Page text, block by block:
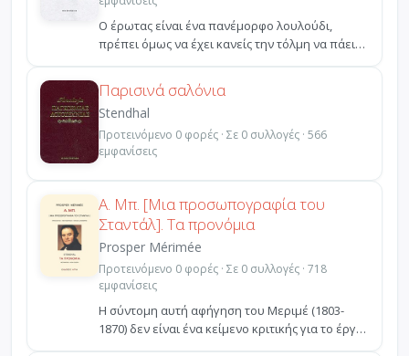
Ο έρωτας είναι ένα πανέμορφο λουλούδι,
πρέπει όμως να έχει κανείς την τόλμη να πάει
να το κόψει από ...
Παρισινά σαλόνια
Stendhal
Προτεινόμενο 0 φορές · Σε 0 συλλογές · 566
εμφανίσεις
Α. Μπ. [Μια προσωπογραφία του
Σταντάλ]. Τα προνόμια
Prosper Mérimée
Προτεινόμενο 0 φορές · Σε 0 συλλογές · 718
εμφανίσεις
H σύντομη αυτή αφήγηση του Μεριμέ (1803-
1870) δεν είναι ένα κείμενο κριτικής για το έργο
του Σταντάλ...